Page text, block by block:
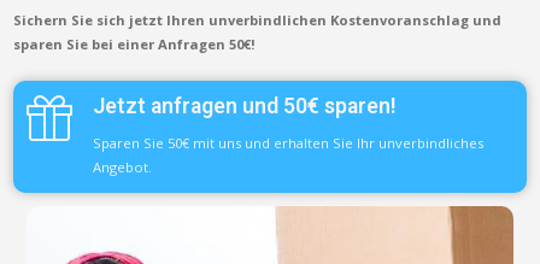
Sichern Sie sich jetzt Ihren unverbindlichen Kostenvoranschlag und
sparen Sie bei einer Anfragen 50€!
Jetzt anfragen und 50€ sparen!
Sparen Sie 50€ mit uns und erhalten Sie Ihr unverbindliches
Angebot.